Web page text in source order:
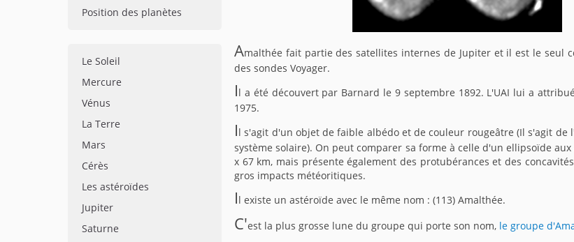
Position des planètes
Le Soleil
Mercure
Vénus
La Terre
Mars
Cérès
Les astéroïdes
Jupiter
Saturne
Amalthée fait partie des satellites internes de Jupiter et il est le seul
des sondes Voyager.
Il a été découvert par Barnard le 9 septembre 1892. L'UAI lui a
1975.
Il s'agit d'un objet de faible albédo et de couleur rougeâtre (Il s'agit de
système solaire). On peut comparer sa forme à celle d'un ellipsoïde aux
x 67 km, mais présente également des protubérances et des
gros impacts météoritiques.
Il existe un astéroïde avec le même nom : (113) Amalthée.
C'est la plus grosse lune du groupe qui porte son nom, le groupe